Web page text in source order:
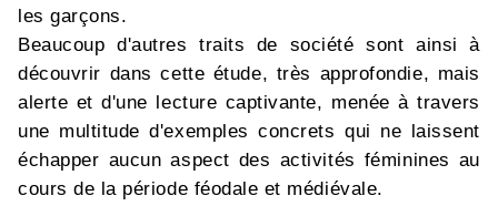
les garçons.
Beaucoup d'autres traits de société sont ainsi à
découvrir dans cette étude, très approfondie, mais
alerte et d'une lecture captivante, menée à travers
une multitude d'exemples concrets qui ne laissent
échapper aucun aspect des activités féminines au
cours de la période féodale et médiévale.